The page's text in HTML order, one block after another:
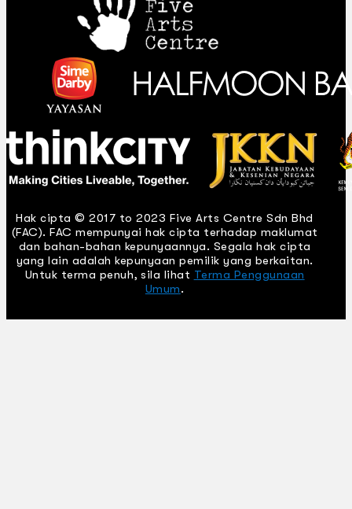
Hak cipta © 2017 to 2023 Five Arts Centre Sdn Bhd
(FAC). FAC mempunyai hak cipta terhadap maklumat
dan bahan-bahan kepunyaannya. Segala hak cipta
yang lain adalah kepunyaan pemilik yang berkaitan.
Untuk terma penuh, sila lihat Terma Penggunaan
Umum.